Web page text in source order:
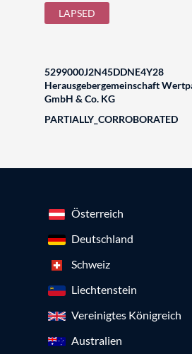
LAPSED
5299000J2N45DDNE4Y28
Herausgebergemeinschaft
GmbH & Co. KG
PARTIALLY_CORROBORATED
Österreich
Deutschland
Schweiz
Liechtenstein
Vereinigtes Königreich
Australien